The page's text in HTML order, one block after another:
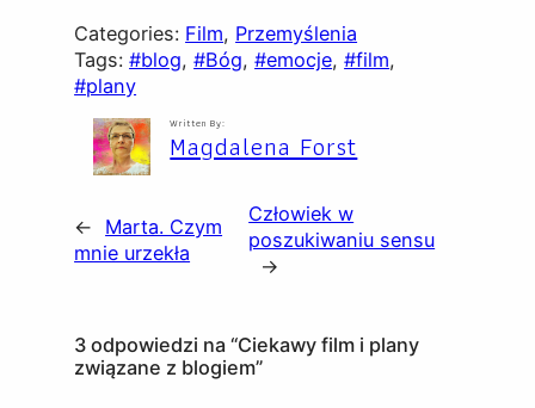
Categories: Film, Przemyślenia
Tags:#blog, #Bóg, #emocje, #film
#plany
Written By:
Magdalena Forst
←
Marta. Czym
mnie urzekła
Człowiek w
poszukiwaniu sensu
→
3 odpowiedzi na “Ciekawy film i plany
związane z blogiem”